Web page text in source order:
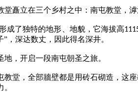
堂矗立在三个乡村之中：南屯教堂，
成了独特的地形、地貌，它海拔高
，深达数丈，因此得名深井。
地，开启一段南屯朝圣之旅。
堂，全部牆壁都是用砖石砌造 ，这